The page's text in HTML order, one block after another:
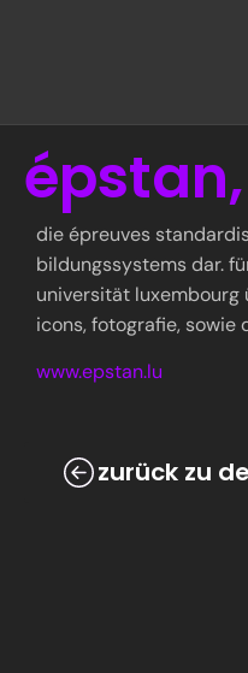
die épreuves
bildungssystems dar.
universität luxembourg
icons, fotografie, sowie
www.epstan.lu
zurück zu